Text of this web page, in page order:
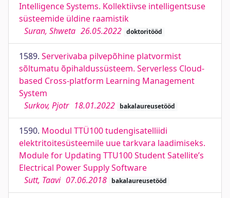
Intelligence Systems. Kollektiivse intelligentsuse
süsteemide üldine raamistik
Suran, Shweta 26.05.2022 doktoritööd
1589. Serverivaba pilvepõhine platvormist
sõltumatu õpihaldussüsteem. Serverless Cloud-
based Cross-platform Learning Management
System
Surkov, Pjotr 18.01.2022 bakalaureusetööd
1590. Moodul TTÜ100 tudengisatelliidi
elektritoitesüsteemile uue tarkvara laadimiseks.
Module for Updating TTU100 Student Satellite’s
Electrical Power Supply Software
Sutt, Taavi 07.06.2018 bakalaureusetööd